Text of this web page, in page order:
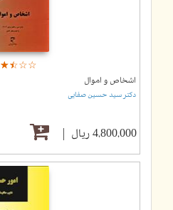
☆☆☆☆
★★★★
اشخاص و اموال
دکتر سید حسین صفایی
4,800,000 ریال